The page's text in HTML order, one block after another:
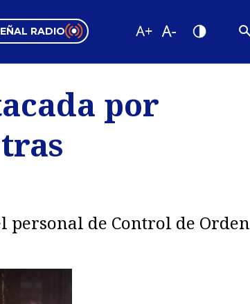
RADIO
Tendencias
Videos
por
personal de Control de Orden